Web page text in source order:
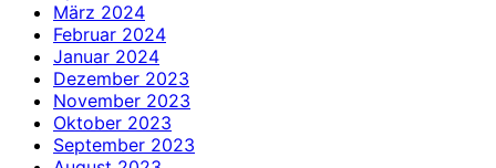
März 2024
Februar 2024
Januar 2024
Dezember 2023
November 2023
Oktober 2023
September 2023